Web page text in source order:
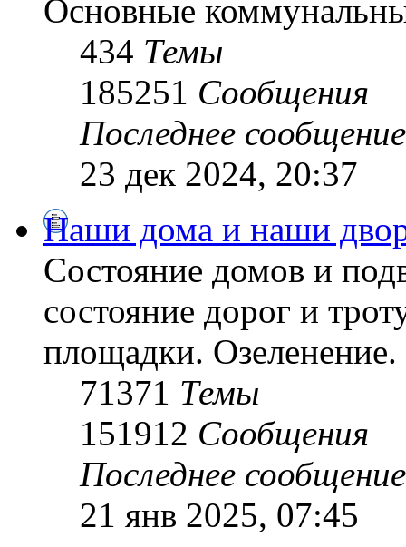
Основные
434 Темы
185251 Сообщения
Последнее сообщение
23 дек 2024, 20:37
Наши дома и наши
Состояние домов и
состояние дорог и
площадки.
71371 Темы
151912 Сообщения
Последнее сообщение
21 янв 2025, 07:45